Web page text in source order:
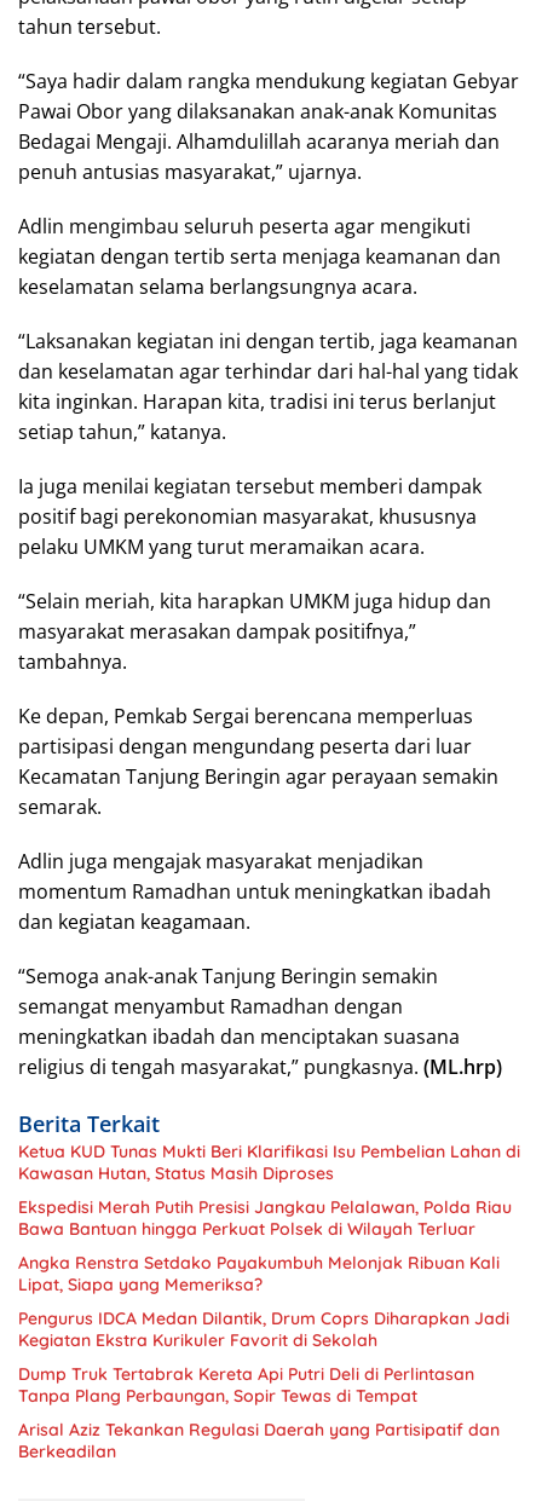
tahun tersebut.
“Saya hadir dalam rangka mendukung kegiatan Gebyar
Pawai Obor yang dilaksanakan anak-anak Komunitas
Bedagai Mengaji. Alhamdulillah acaranya meriah dan
penuh antusias masyarakat,” ujarnya.
Adlin mengimbau seluruh peserta agar mengikuti
kegiatan dengan tertib serta menjaga keamanan dan
keselamatan selama berlangsungnya acara.
“Laksanakan kegiatan ini dengan tertib, jaga keamanan
dan keselamatan agar terhindar dari hal-hal yang tidak
kita inginkan. Harapan kita, tradisi ini terus berlanjut
setiap tahun,” katanya.
Ia juga menilai kegiatan tersebut memberi dampak
positif bagi perekonomian masyarakat, khususnya
pelaku UMKM yang turut meramaikan acara.
“Selain meriah, kita harapkan UMKM juga hidup dan
masyarakat merasakan dampak positifnya,”
tambahnya.
Ke depan, Pemkab Sergai berencana memperluas
partisipasi dengan mengundang peserta dari luar
Kecamatan Tanjung Beringin agar perayaan semakin
semarak.
Adlin juga mengajak masyarakat menjadikan
momentum Ramadhan untuk meningkatkan ibadah
dan kegiatan keagamaan.
“Semoga anak-anak Tanjung Beringin semakin
semangat menyambut Ramadhan dengan
meningkatkan ibadah dan menciptakan suasana
religius di tengah masyarakat,” pungkasnya. (ML.hrp)
Berita Terkait
Ketua KUD Tunas Mukti Beri Klarifikasi Isu Pembelian Lahan di
Kawasan Hutan, Status Masih Diproses
Ekspedisi Merah Putih Presisi Jangkau Pelalawan, Polda Riau
Bawa Bantuan hingga Perkuat Polsek di Wilayah Terluar
Angka Renstra Setdako Payakumbuh Melonjak Ribuan Kali
Lipat, Siapa yang Memeriksa?
Pengurus IDCA Medan Dilantik, Drum Coprs Diharapkan Jadi
Kegiatan Ekstra Kurikuler Favorit di Sekolah
Dump Truk Tertabrak Kereta Api Putri Deli di Perlintasan
Tanpa Plang Perbaungan, Sopir Tewas di Tempat
Arisal Aziz Tekankan Regulasi Daerah yang Partisipatif dan
Berkeadilan